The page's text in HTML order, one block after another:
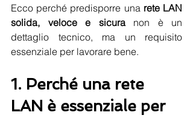
Ecco perché predisporre una rete LAN
solida, veloce e sicura non è un
dettaglio tecnico, ma un requisito
essenziale per lavorare bene.
1. Perché una rete
LAN è essenziale per